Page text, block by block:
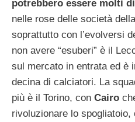
potrebbero essere molti
nelle rose delle società
soprattutto con l’evolversi
non avere “esuberi” è il
sul mercato in entrata ed è
decina di calciatori. La
più è il Torino, con Cairo
rivoluzionare lo spogliatoio,